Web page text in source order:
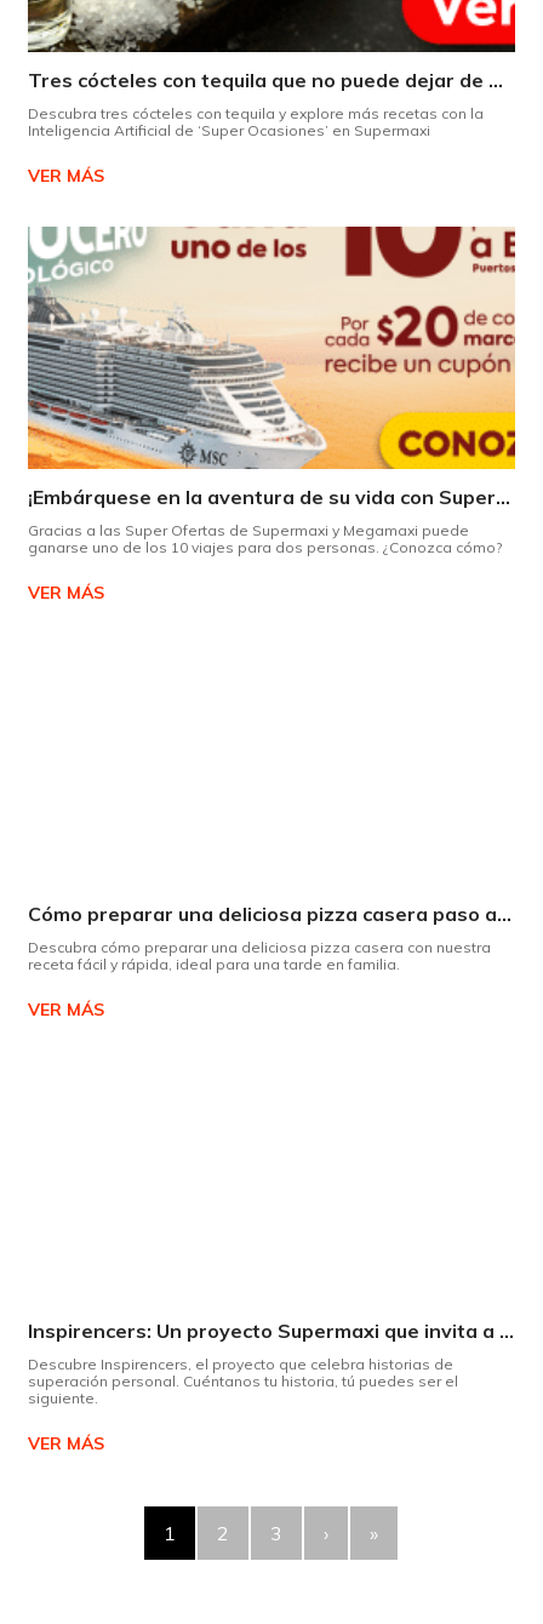
Tres cócteles con tequila que no puede dejar de probar gracias a nuestra IA.
Descubra tres cócteles con tequila y explore más recetas con la
Inteligencia Artificial de ‘Super Ocasiones’ en Supermaxi
VER MÁS
¡Embárquese en la aventura de su vida con Supermaxi!
Gracias a las Super Ofertas de Supermaxi y Megamaxi puede
ganarse uno de los 10 viajes para dos personas. ¿Conozca cómo?
VER MÁS
Cómo preparar una deliciosa pizza casera paso a paso
Descubra cómo preparar una deliciosa pizza casera con nuestra
receta fácil y rápida, ideal para una tarde en familia.
VER MÁS
Inspirencers: Un proyecto Supermaxi que invita a ser parte del cambio.
Descubre Inspirencers, el proyecto que celebra historias de
superación personal. Cuéntanos tu historia, tú puedes ser el
siguiente.
VER MÁS
1 2 3 › »